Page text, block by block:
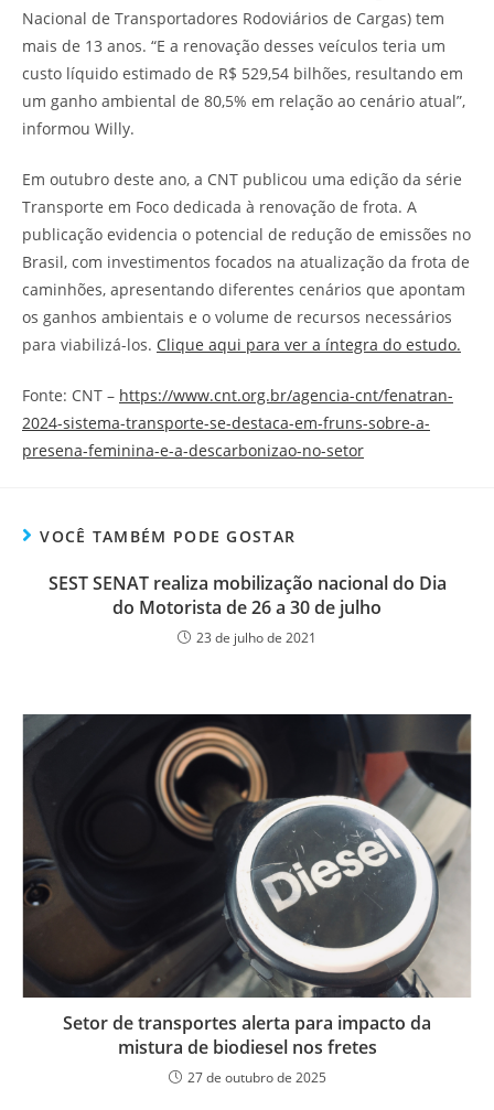
Nacional de Transportadores Rodoviários de Cargas) tem
mais de 13 anos. “E a renovação desses veículos teria um
custo líquido estimado de R$ 529,54 bilhões, resultando em
um ganho ambiental de 80,5% em relação ao cenário atual”,
informou Willy.
Em outubro deste ano, a CNT publicou uma edição da série
Transporte em Foco dedicada à renovação de frota. A
publicação evidencia o potencial de redução de emissões no
Brasil, com investimentos focados na atualização da frota de
caminhões, apresentando diferentes cenários que apontam
os ganhos ambientais e o volume de recursos necessários
para viabilizá-los. Clique aqui para ver a íntegra do estudo.
Fonte: CNT – https://www.cnt.org.br/agencia-cnt/fenatran-
2024-sistema-transporte-se-destaca-em-fruns-sobre-a-
presena-feminina-e-a-descarbonizao-no-setor
VOCÊ TAMBÉM PODE GOSTAR
SEST SENAT realiza mobilização nacional do Dia
do Motorista de 26 a 30 de julho
23 de julho de 2021
Setor de transportes alerta para impacto da
mistura de biodiesel nos fretes
27 de outubro de 2025